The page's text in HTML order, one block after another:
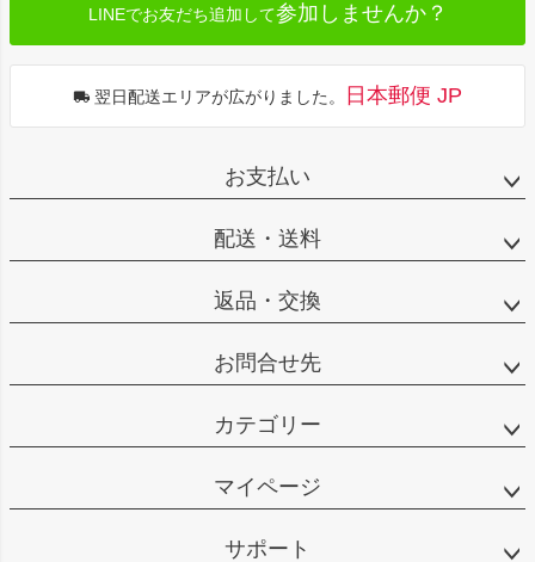
LINEでお友だち追加して参加しませんか？
翌日配送エリアが広がりました。 日本郵便 JP
お支払い
配送・送料
返品・交換
お問合せ先
カテゴリー
マイページ
サポート